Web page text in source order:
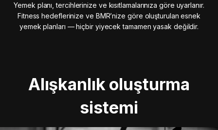
Yemek planı, tercihlerinize ve kısıtlamalarınıza göre uyarlanır.
Fitness hedeflerinize ve BMR’nize göre oluşturulan esnek
yemek planları — hiçbir yiyecek tamamen yasak değildir.
Alışkanlık oluşturma
sistemi